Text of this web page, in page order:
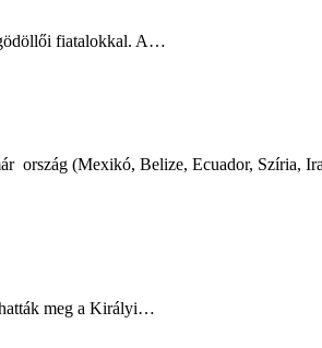
gödöllői fiatalokkal. A…
ország (Mexikó, Belize, Ecuador, Szíria,
meg a Királyi…